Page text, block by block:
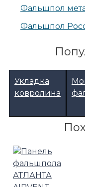
Фальшпол
Фальшпол
Укладка
ковролина